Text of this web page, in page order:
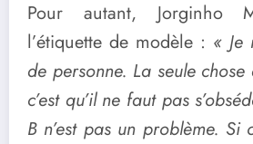
Pour autant, Jorginho
l’étiquette de modèle : « Je
de personne. La seule
c’est qu’il ne faut pas
B n’est pas un problème.